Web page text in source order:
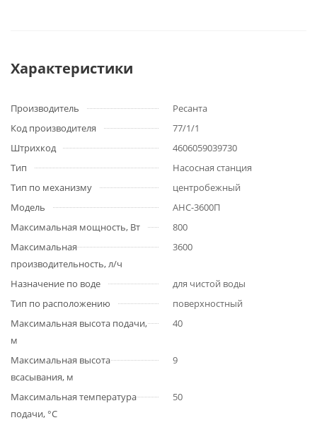
Характеристики
Производитель
Ресанта
Код производителя
77/1/1
Штрихкод
4606059039730
Тип
Насосная станция
Тип по механизму
центробежный
Модель
АНС-3600П
Максимальная мощность, Вт
800
Максимальная
производительность, л/ч
3600
Назначение по воде
для чистой воды
Тип по расположению
поверхностный
Максимальная высота подачи,
м
40
Максимальная высота
всасывания, м
9
Максимальная температура
подачи, °С
50